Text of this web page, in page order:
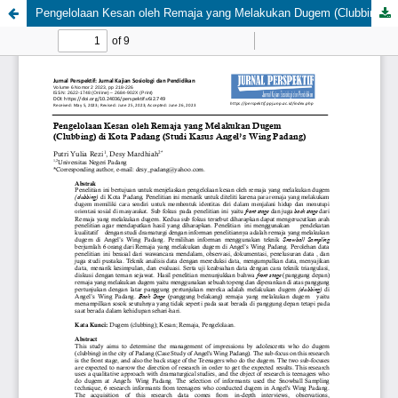
Pengelolaan Kesan oleh Remaja yang Melakukan Dugem (Clubbing) di Kota Padang (Studi Kasus Angel’s Wing Padang)